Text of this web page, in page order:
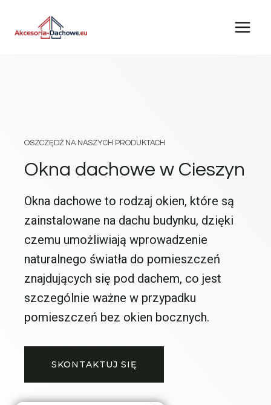
OSZCZĘDŹ NA NASZYCH PRODUKTACH
Okna dachowe w Cieszyn
Okna dachowe to rodzaj okien, które są
zainstalowane na dachu budynku, dzięki
czemu umożliwiają wprowadzenie
naturalnego światła do pomieszczeń
znajdujących się pod dachem, co jest
szczególnie ważne w przypadku
pomieszczeń bez okien bocznych.
SKONTAKTUJ SIĘ